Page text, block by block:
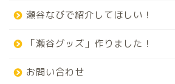
瀬谷なびで紹介してほしい！
「瀬谷グッズ」作りました！
お問い合わせ